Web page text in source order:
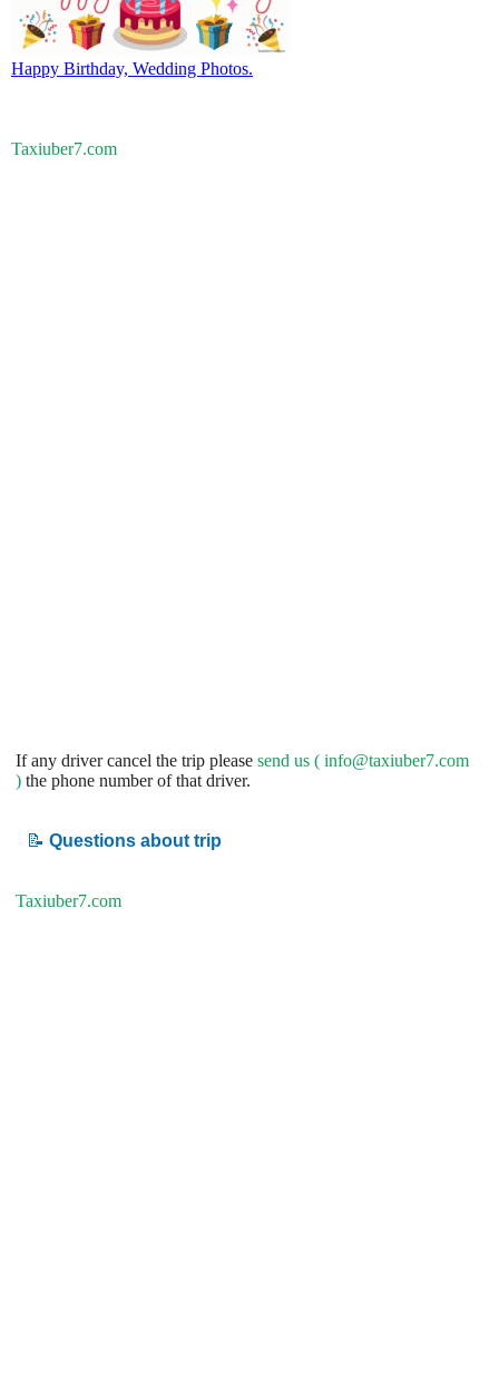
Happy Birthday, Wedding Photos.
Taxiuber7.com
If any driver cancel the trip please send us ( info@taxiuber7.com
) the phone number of that driver.
📝 Questions about trip
Taxiuber7.com